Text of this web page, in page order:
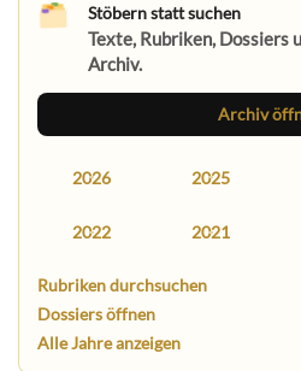
Stöbern statt suchen
Texte, Rubriken, Dossiers
Archiv.
Archiv
2026 2025
2022 2021
Rubriken durchsuchen
Dossiers öffnen
Alle Jahre anzeigen